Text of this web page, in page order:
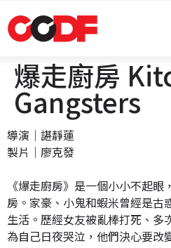
爆走廚房
Gangsters
導演│諶靜蓮
製片│廖克發
《爆走廚房》是一個小小不起
房。家豪、小鬼和蝦米曾經是古
生活。歷經女友被亂棒打死、多
為自己日夜哭泣，他們決心要改